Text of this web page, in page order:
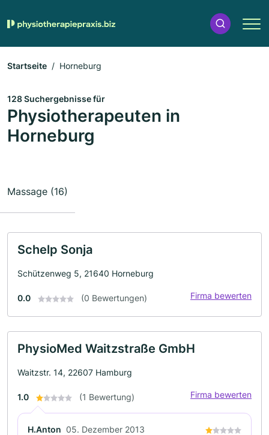
Startseite Horneburg
128 Suchergebnisse für
Physiotherapeuten in
Horneburg
Massage (16)
Schelp Sonja
Schützenweg 5, 21640 Horneburg
0.0 (0 Bewertungen) Firma bewerten
PhysioMed Waitzstraße GmbH
Waitzstr. 14, 22607 Hamburg
1.0 (1 Bewertung) Firma bewerten
H.Anton 05. Dezember 2013